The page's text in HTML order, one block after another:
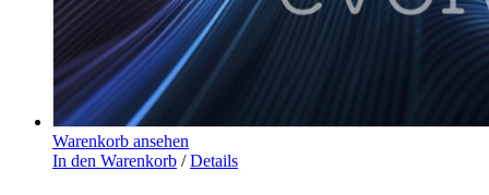
Warenkorb ansehen
In den Warenkorb / Details